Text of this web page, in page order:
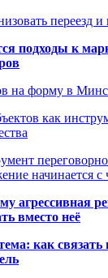
переезд и
подходы к
на форму в
как
начинается с
агрессивная
вместо неё
как